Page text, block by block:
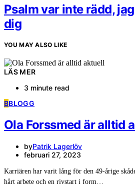
Psalm var inte rädd,
dig
YOU MAY ALSO LIKE
LÄS MER
3 minute read
BBLOGG
Ola Forssmed är alltid
byPatrik Lagerlöv
februari 27, 2023
Karriären har varit lång för den 49-årige
hårt arbete och en rivstart i form…